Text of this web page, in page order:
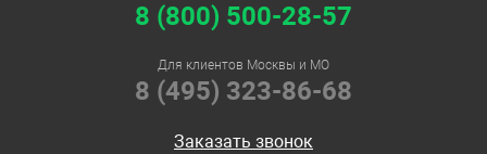
8 (800) 500-28-57
Для клиентов Москвы и МО
8 (495) 323-86-68
Заказать звонок